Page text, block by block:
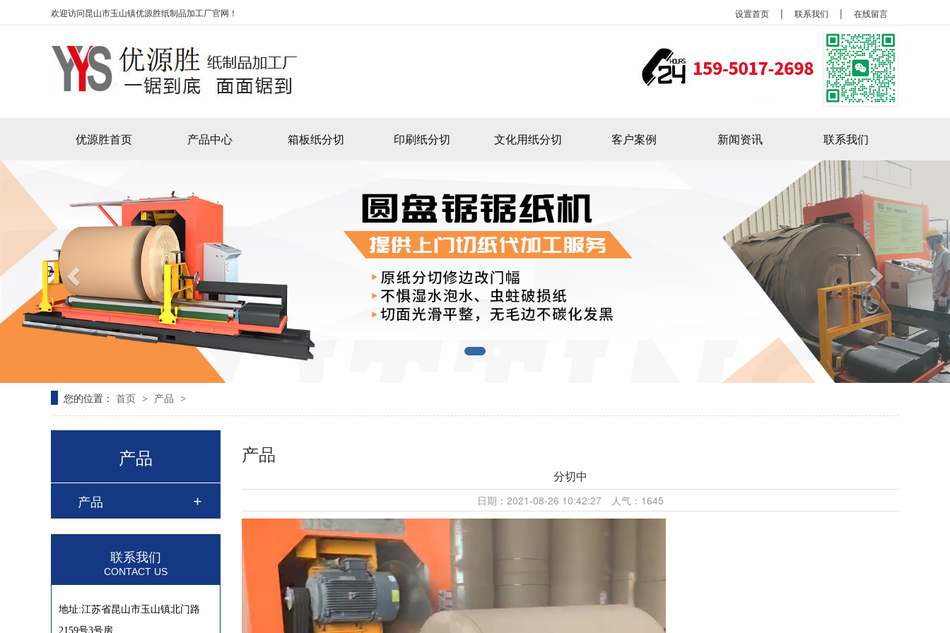
欢迎访问昆山市玉山镇优源胜纸制品加工厂官网！ 设置首页 | 联系我们 | 在线留言
优源胜首页 产品中心 箱板纸分切 印刷纸分切 文化用纸分切 客户案例 新闻资讯 联系我们
您的位置： 首页 > 产品 >
产品
产品
联系我们
CONTACT US
地址:江苏省昆山市玉山镇北门路
2159号3号房
产品
分切中
日期：2021-08-26 10:42:27 人气：1645